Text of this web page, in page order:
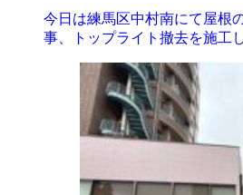
今日は練馬区中村南にて屋根
事、トップライト撤去を施工